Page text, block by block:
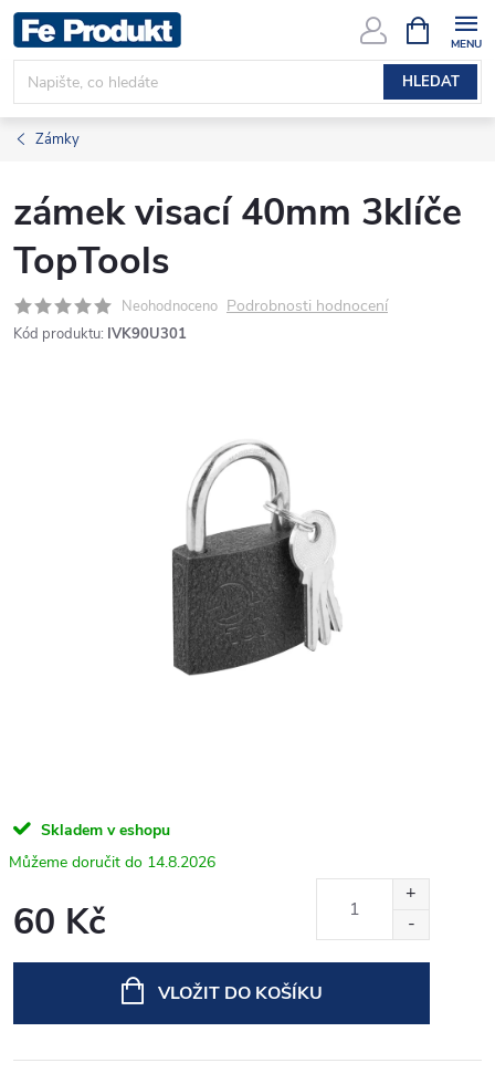
Přejít
na
obsah
HLEDAT
NÁKUPNÍ
KOŠÍK
Zámky
zámek visací 40mm 3klíče
TopTools
Neohodnoceno Podrobnosti hodnocení
Kód produktu: IVK90U301
Skladem v eshopu
14.8.2026
60 Kč
VLOŽIT DO KOŠÍKU